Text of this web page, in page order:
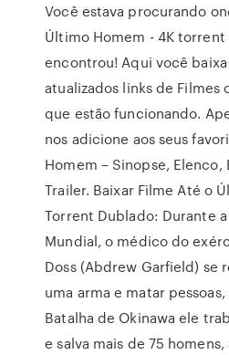
Você estava procurando
Último Homem - 4K torrent
encontrou! Aqui você
atualizados links de Filmes
que estão funcionando.
nos adicione aos seus
Homem – Sinopse, Elenco,
Trailer. Baixar Filme Até o
Torrent Dublado: Durante
Mundial, o médico do
Doss (Abdrew Garfield) se
uma arma e matar
Batalha de Okinawa ele
e salva mais de 75 homens,